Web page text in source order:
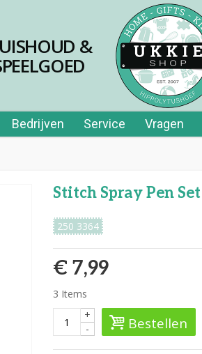
&
Bedrijven Service Vragen
Stitch Spray Pen Set
250 3364
€ 7,99
3 Items
-
+ Bestellen